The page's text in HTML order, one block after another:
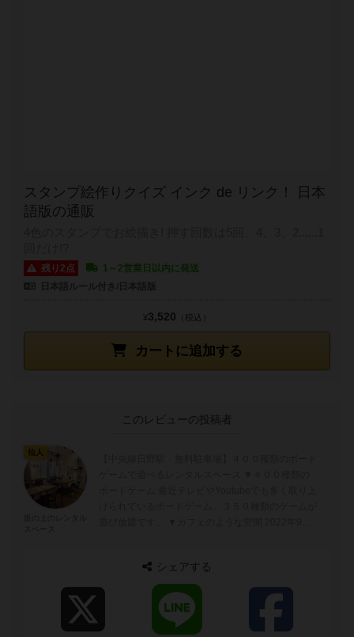
スタンプ絵作りクイズ インク de リンク！ 日本
語版の通販
残り2点
1～2営業日以内に発送
カートに追加する
¥3,520 （税込）
このレビューの投稿者
仙人
シェアする